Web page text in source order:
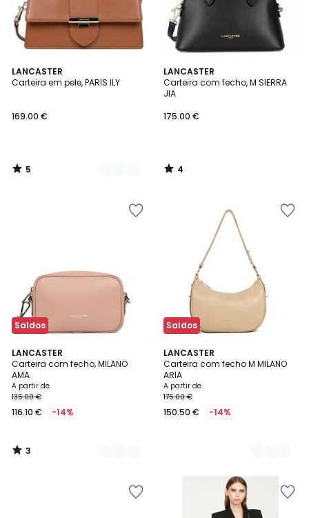
LANCASTER
Carteira em pele, PARIS ILY
169.00 €
5
/
2
Cores
5
/
LANCASTER
Carteira com fecho, M SIERRA
JIA
175.00 €
4
/
5
4
/
Saldos
LANCASTER
Carteira com fecho, MILANO
AMA
A partir de
135.00 €
116.10 € -14%
3
/
5
2
Cores
3
/
Saldos
LANCASTER
Carteira com fecho M MILANO
ARIA
A partir de
175.00 €
150.50 € -14%
2
Cores